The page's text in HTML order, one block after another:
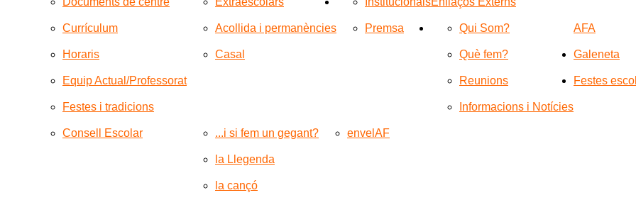
Currículum
Horaris
Equip Actual/Professorat
Festes i tradicions
Consell Escolar
Acollida i permanències
Casal
Premsa AFA
Qui Som?
Què fem?
Reunions
Informacions i Notícies
Galeneta
...i si fem un gegant?
la Llegenda
la cançó
Festes
envelAF